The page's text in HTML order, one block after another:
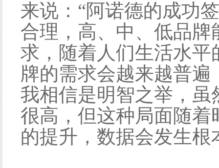
来说：“阿诺德的成功
合理，高、中、低品
求，随着人们生活水
牌的需求会越来越普
我相信是明智之举，
很高，但这种局面随
的提升，数据会发生根